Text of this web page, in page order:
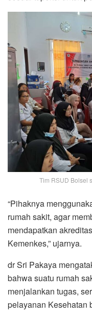
Tim RSUD Bolsel
“Pihaknya
rumah sakit, agar
mendapatkan
Kemenkes,” ujarnya.
dr Sri Pakaya
bahwa suatu rumah
menjalankan tugas,
pelayanan Kesehatan